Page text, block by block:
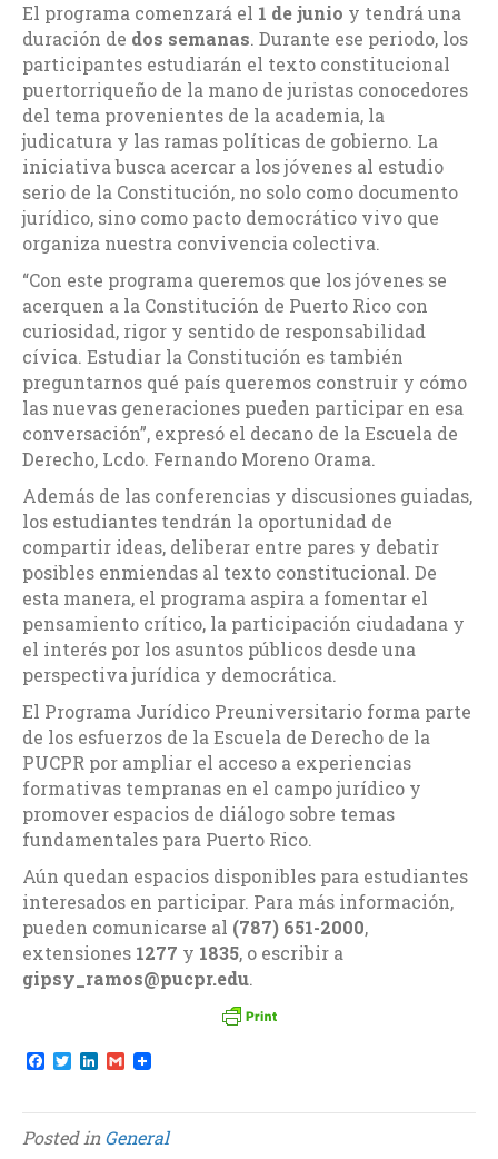
El programa comenzará el 1 de junio y tendrá una
duración de dos semanas. Durante ese periodo, los
participantes estudiarán el texto constitucional
puertorriqueño de la mano de juristas conocedores
del tema provenientes de la academia, la
judicatura y las ramas políticas de gobierno. La
iniciativa busca acercar a los jóvenes al estudio
serio de la Constitución, no solo como documento
jurídico, sino como pacto democrático vivo que
organiza nuestra convivencia colectiva.
“Con este programa queremos que los jóvenes se
acerquen a la Constitución de Puerto Rico con
curiosidad, rigor y sentido de responsabilidad
cívica. Estudiar la Constitución es también
preguntarnos qué país queremos construir y cómo
las nuevas generaciones pueden participar en esa
conversación”, expresó el decano de la Escuela de
Derecho, Lcdo. Fernando Moreno Orama.
Además de las conferencias y discusiones guiadas,
los estudiantes tendrán la oportunidad de
compartir ideas, deliberar entre pares y debatir
posibles enmiendas al texto constitucional. De
esta manera, el programa aspira a fomentar el
pensamiento crítico, la participación ciudadana y
el interés por los asuntos públicos desde una
perspectiva jurídica y democrática.
El Programa Jurídico Preuniversitario forma parte
de los esfuerzos de la Escuela de Derecho de la
PUCPR por ampliar el acceso a experiencias
formativas tempranas en el campo jurídico y
promover espacios de diálogo sobre temas
fundamentales para Puerto Rico.
Aún quedan espacios disponibles para estudiantes
interesados en participar. Para más información,
pueden comunicarse al (787) 651-2000,
extensiones 1277 y 1835, o escribir a
gipsy_ramos@pucpr.edu.
F
e
b
o
T
t
t
e
L
k
e
d
G
i
l
Posted inGeneral